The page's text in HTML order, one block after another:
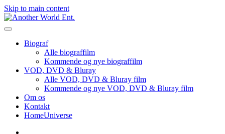
Skip to main content
Biograf
Alle biograffilm
Kommende og nye biograffilm
VOD, DVD & Bluray
Alle VOD, DVD & Bluray film
Kommende og nye VOD, DVD & Bluray film
Om os
Kontakt
HomeUniverse